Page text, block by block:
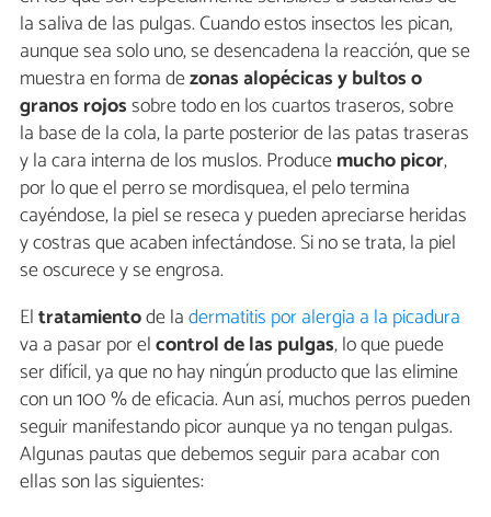
la saliva de las pulgas. Cuando estos insectos les pican,
aunque sea solo uno, se desencadena la reacción, que se
muestra en forma dezonas alopécicas y bultos o
granos rojossobre todo en los cuartos traseros, sobre
la base de la cola, la parte posterior de las patas traseras
y la cara interna de los muslos. Producemucho picor,
por lo que el perro se mordisquea, el pelo termina
cayéndose, la piel se reseca y pueden apreciarse heridas
y costras que acaben infectándose. Si no se trata, la piel
se oscurece y se engrosa.
Eltratamientode ladermatitis por alergia a la picadura
va a pasar por elcontrol de las pulgas, lo que puede
ser difícil, ya que no hay ningún producto que las elimine
con un 100 % de eficacia. Aun así, muchos perros pueden
seguir manifestando picor aunque ya no tengan pulgas.
Algunas pautas que debemos seguir para acabar con
ellas son las siguientes: